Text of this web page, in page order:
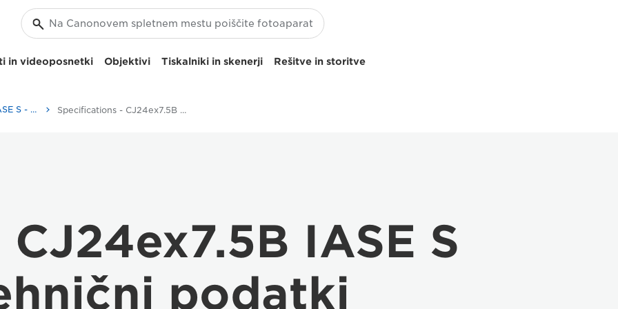
in videoposnetki Objektivi Tiskalniki in skenerji Rešitve in storitve
Canon CJ24ex7.5B IASE S - Lenses - Camera & Photo lenses Specifications - CJ24ex7.5B IASE S
IASE S
podatki